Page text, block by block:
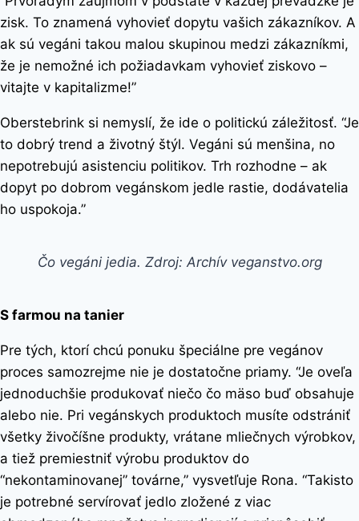
zisk. To znamená vyhovieť dopytu vašich zákazníkov. A
ak sú vegáni takou malou skupinou medzi zákazníkmi,
že je nemožné ich požiadavkam vyhovieť ziskovo –
vitajte v kapitalizme!”
Oberstebrink si nemyslí, že ide o politickú záležitosť. “Je
to dobrý trend a životný štýl. Vegáni sú menšina, no
nepotrebujú asistenciu politikov. Trh rozhodne – ak
dopyt po dobrom vegánskom jedle rastie, dodávatelia
ho uspokoja.”
Čo vegáni jedia. Zdroj: Archív veganstvo.org
S farmou na tanier
Pre tých, ktorí chcú ponuku špeciálne pre vegánov
proces samozrejme nie je dostatočne priamy. “Je oveľa
jednoduchšie produkovať niečo čo mäso buď obsahuje
alebo nie. Pri vegánskych produktoch musíte odstrániť
všetky živočíšne produkty, vrátane mliečnych výrobkov,
a tiež premiestniť výrobu produktov do
“nekontaminovanej” továrne,” vysvetľuje Rona. “Takisto
je potrebné servírovať jedlo zložené z viac